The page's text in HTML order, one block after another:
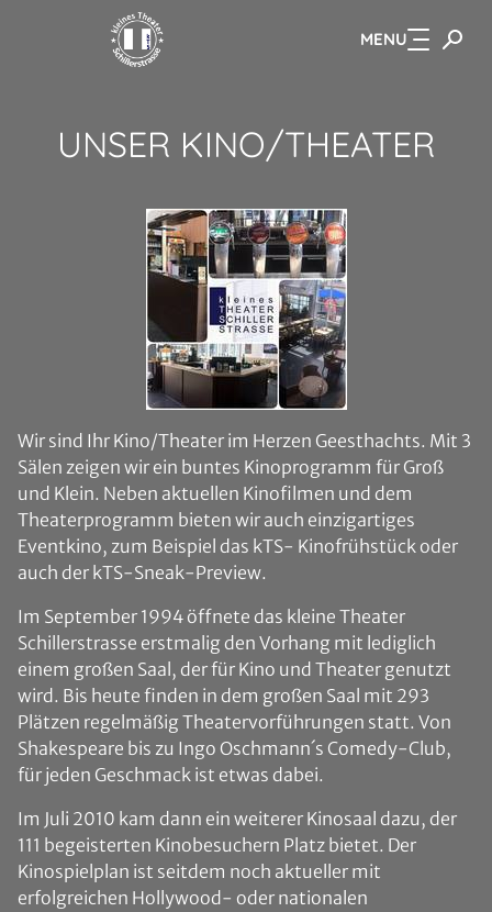
Zum Hauptinhalt springen MENU
UNSER KINO/THEATER
Wir sind Ihr Kino/Theater im Herzen Geesthachts. Mit 3
Sälen zeigen wir ein buntes Kinoprogramm für Groß
und Klein. Neben aktuellen Kinofilmen und dem
Theaterprogramm bieten wir auch einzigartiges
Eventkino, zum Beispiel das kTS- Kinofrühstück oder
auch der kTS-Sneak-Preview.
Im September 1994 öffnete das kleine Theater
Schillerstrasse erstmalig den Vorhang mit lediglich
einem großen Saal, der für Kino und Theater genutzt
wird. Bis heute finden in dem großen Saal mit 293
Plätzen regelmäßig Theatervorführungen statt. Von
Shakespeare bis zu Ingo Oschmann´s Comedy-Club,
für jeden Geschmack ist etwas dabei.
Im Juli 2010 kam dann ein weiterer Kinosaal dazu, der
111 begeisterten Kinobesuchern Platz bietet. Der
Kinospielplan ist seitdem noch aktueller mit
erfolgreichen Hollywood- oder nationalen